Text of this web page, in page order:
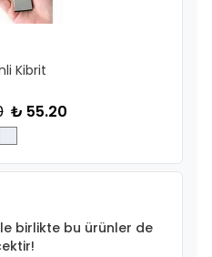
Kibrit
₺ 55.20
birlikte bu ürünler de